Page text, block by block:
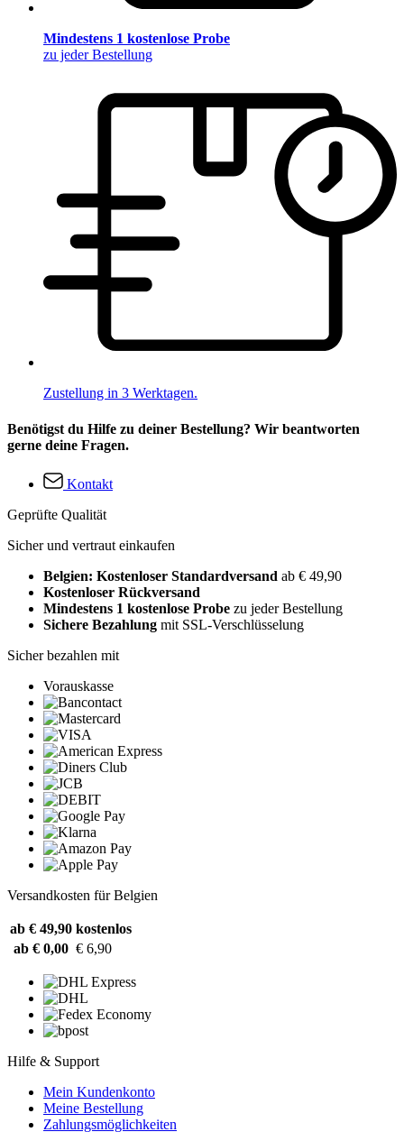
Mindestens 1 kostenlose Probe
zu jeder Bestellung
Zustellung in 3 Werktagen.
Benötigst du Hilfe zu deiner Bestellung? Wir beantworten
gerne deine Fragen.
Kontakt
Geprüfte Qualität
Sicher und vertraut einkaufen
Belgien: Kostenloser Standardversand ab € 49,90
Kostenloser Rückversand
Mindestens 1 kostenlose Probe zu jeder Bestellung
Sichere Bezahlung mit SSL-Verschlüsselung
Sicher bezahlen mit
Vorauskasse
Versandkosten für Belgien
ab € 49,90 kostenlos
ab € 0,00 € 6,90
Hilfe & Support
Mein Kundenkonto
Meine Bestellung
Zahlungsmöglichkeiten